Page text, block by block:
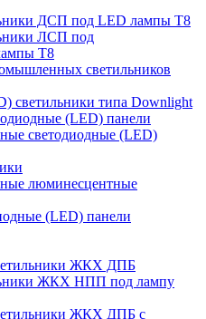
ДСП под LED лампы Т8
ЛСП под
Т8
светильников
светильники типа Downlight
(LED) панели
светодиодные (LED)
люминесцентные
(LED) панели
ЖКХ ДПБ
ЖКХ НПП под лампу
ЖКХ ДПБ с